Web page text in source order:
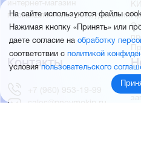
интернет-магазин
промышленного оборудования
Контакты
+7 (960) 953-19-99
sales@pnevmokip.ru
На сайте используются файлы
Нажимая кнопку «Принять» или
даете согласие на обработку
соответствии с политикой
условияпользовательского